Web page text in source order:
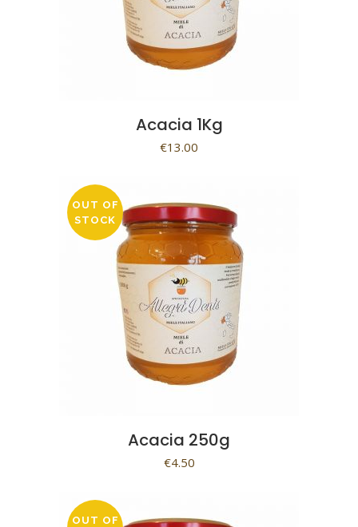
Acacia 1Kg
€13.00
OUT OF
STOCK
Acacia 250g
€4.50
OUT OF